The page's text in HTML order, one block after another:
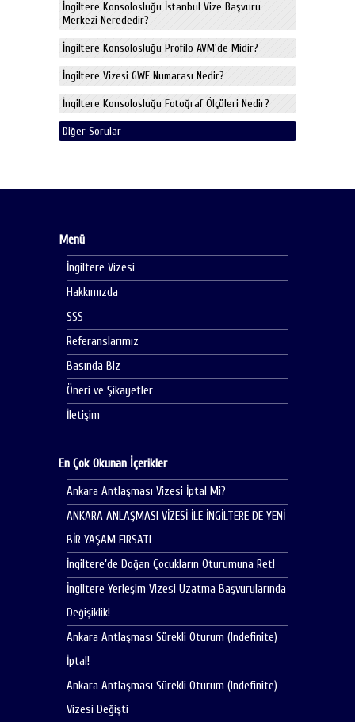
İngiltere Konsolosluğu İstanbul Vize Başvuru
Merkezi Nerededir?
İngiltere Konsolosluğu Profilo AVM'de Midir?
İngiltere Vizesi GWF Numarası Nedir?
İngiltere Konsolosluğu Fotoğraf Ölçüleri Nedir?
Diğer Sorular
Menü
İngiltere Vizesi
Hakkımızda
SSS
Referanslarımız
Basında Biz
Öneri ve Şikayetler
İletişim
En Çok Okunan İçerikler
Ankara Antlaşması Vizesi İptal Mi?
ANKARA ANLAŞMASI VİZESİ İLE İNGİLTERE DE YENİ
BİR YAŞAM FIRSATI
İngiltere’de Doğan Çocukların Oturumuna Ret!
İngiltere Yerleşim Vizesi Uzatma Başvurularında
Değişiklik!
Ankara Antlaşması Sürekli Oturum (Indefinite)
İptal!
Ankara Antlaşması Sürekli Oturum (Indefinite)
Vizesi Değişti